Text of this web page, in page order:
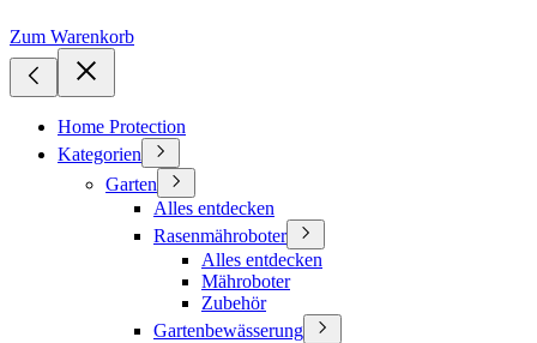
Zum Warenkorb
Home Protection
Kategorien
Garten
Alles entdecken
Rasenmähroboter
Alles entdecken
Mähroboter
Zubehör
Gartenbewässerung